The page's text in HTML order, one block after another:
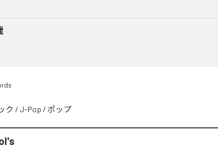
ク / J-Pop / ポップ